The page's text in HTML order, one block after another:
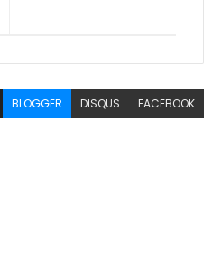
BLOGGER DISQUS FACEBOOK